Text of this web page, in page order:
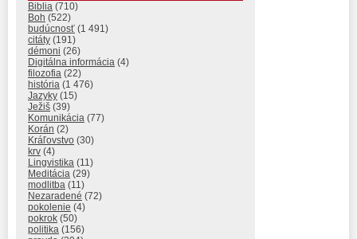
Biblia (710)
Boh (522)
budúcnosť (1 491)
citáty (191)
démoni (26)
Digitálna informácia (4)
filozofia (22)
história (1 476)
Jazyky (15)
Ježiš (39)
Komunikácia (77)
Korán (2)
Kráľovstvo (30)
krv (4)
Lingvistika (11)
Meditácia (29)
modlitba (11)
Nezaradené (72)
pokolenie (4)
pokrok (50)
politika (156)